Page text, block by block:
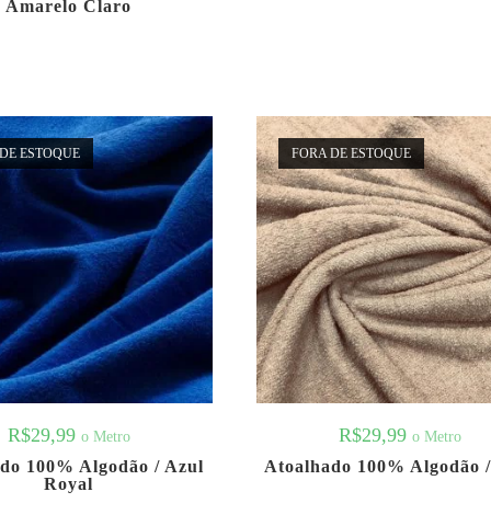
Amarelo Claro
ESTOQUE
R$29,99 o Metro
100% Algodão / Azul
Royal
FORA DE ESTOQUE
R$29,99 o Metro
Atoalhado 100% Algodão